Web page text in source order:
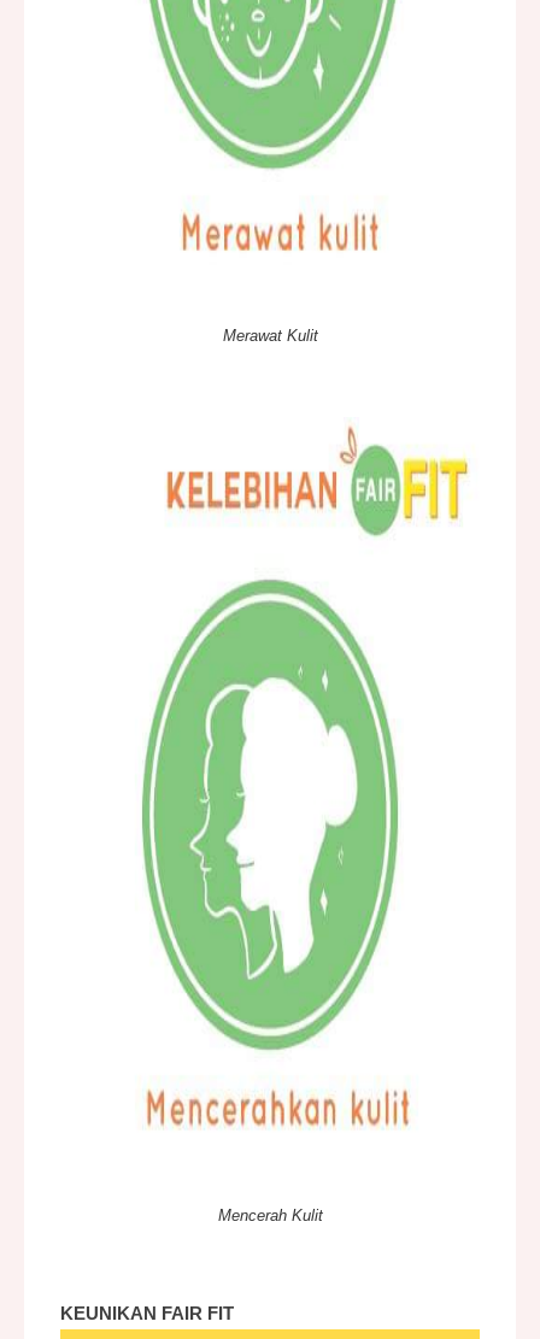
Merawat Kulit
Mencerah Kulit
KEUNIKAN FAIR FIT